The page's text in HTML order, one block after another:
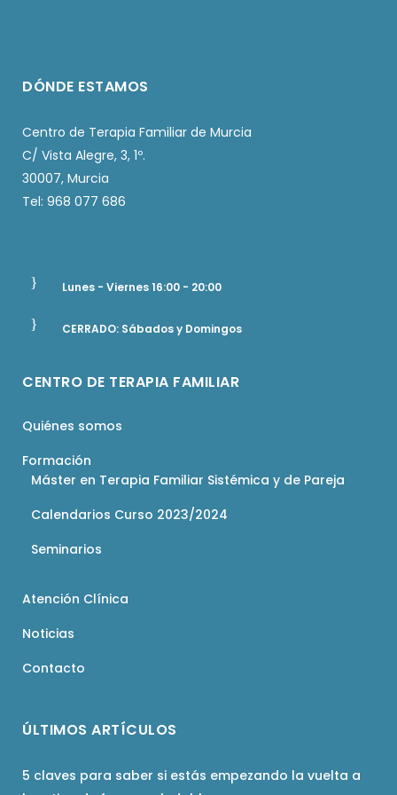
DÓNDE ESTAMOS
Centro de Terapia Familiar de Murcia
C/ Vista Alegre, 3, 1º.
30007, Murcia
Tel: 968 077 686
Lunes - Viernes 16:00 - 20:00
CERRADO: Sábados y Domingos
CENTRO DE TERAPIA FAMILIAR
Quiénes somos
Formación
Máster en Terapia Familiar Sistémica y de Pareja
Calendarios Curso 2023/2024
Seminarios
Atención Clínica
Noticias
Contacto
ÚLTIMOS ARTÍCULOS
5 claves para saber si estás empezando la vuelta a